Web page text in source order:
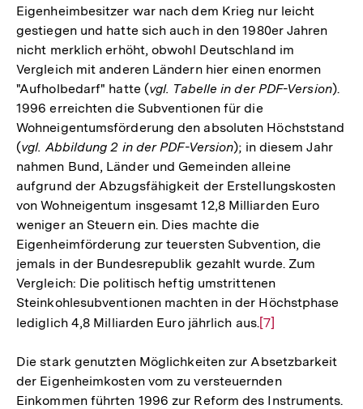
Eigenheimbesitzer war nach dem Krieg nur leicht
gestiegen und hatte sich auch in den 1980er Jahren
nicht merklich erhöht, obwohl Deutschland im
Vergleich mit anderen Ländern hier einen enormen
"Aufholbedarf" hatte (vgl. Tabelle in der PDF-Version).
1996 erreichten die Subventionen für die
Wohneigentumsförderung den absoluten Höchststand
(vgl. Abbildung 2 in der PDF-Version); in diesem Jahr
nahmen Bund, Länder und Gemeinden alleine
aufgrund der Abzugsfähigkeit der Erstellungskosten
von Wohneigentum insgesamt 12,8 Milliarden Euro
weniger an Steuern ein. Dies machte die
Eigenheimförderung zur teuersten Subvention, die
jemals in der Bundesrepublik gezahlt wurde. Zum
Vergleich: Die politisch heftig umstrittenen
Steinkohlesubventionen machten in der Höchstphase
lediglich 4,8 Milliarden Euro jährlich aus.Zur
der
Fußnote
[7]
Die stark genutzten Möglichkeiten zur Absetzbarkeit
der Eigenheimkosten vom zu versteuernden
Einkommen führten 1996 zur Reform des Instruments.